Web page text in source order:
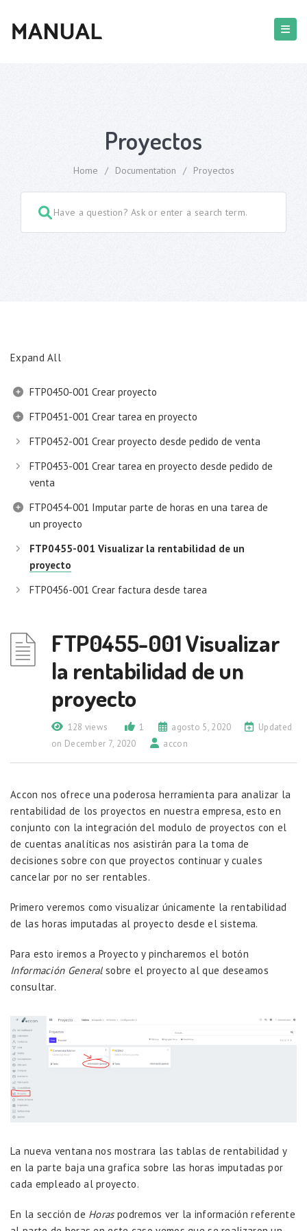
Proyectos
Home / Documentation / Proyectos
Expand All
FTP0450-001 Crear proyecto
FTP0451-001 Crear tarea en proyecto
FTP0452-001 Crear proyecto desde pedido de venta
FTP0453-001 Crear tarea en proyecto desde pedido de
venta
FTP0454-001 Imputar parte de horas en una tarea de
un proyecto
FTP0455-001 Visualizar la rentabilidad de un
proyecto
FTP0456-001 Crear factura desde tarea
FTP0455-001 Visualizar
la rentabilidad de un
proyecto
128 views 1 agosto 5, 2020
Updated
on December 7, 2020
accon
Accon nos ofrece una poderosa herramienta para analizar la
rentabilidad de los proyectos en nuestra empresa, esto en
conjunto con la integración del modulo de proyectos con el
de cuentas analíticas nos asistirán para la toma de
decisiones sobre con que proyectos continuar y cuales
cancelar por no ser rentables.
Primero veremos como visualizar únicamente la rentabilidad
de las horas imputadas al proyecto desde el sistema.
Para esto iremos a Proyecto y pincharemos el botón
Información Generalsobre el proyecto al que deseamos
consultar.
La nueva ventana nos mostrara las tablas de rentabilidad y
en la parte baja una grafica sobre las horas imputadas por
cada empleado al proyecto.
En la sección de Horaspodremos ver la información referente